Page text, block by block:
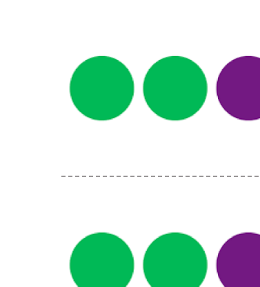
Интернет
Мобильная связь
Фиксированная связь